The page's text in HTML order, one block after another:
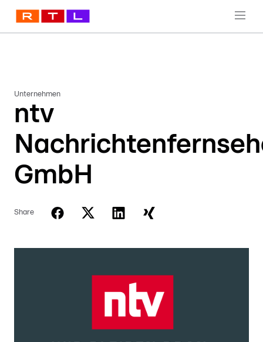
Unternehmen
ntv
GmbH
Share